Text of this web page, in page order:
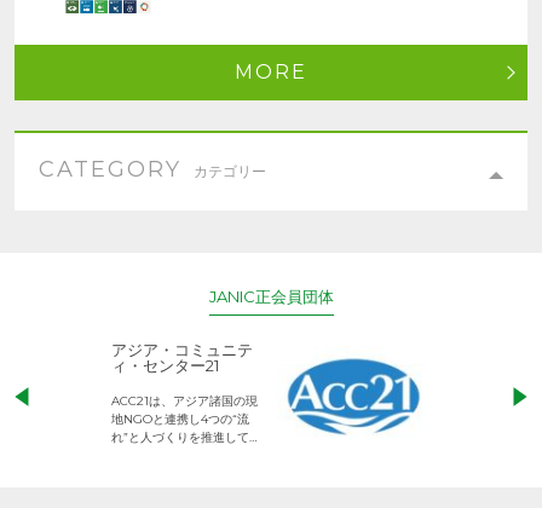
MORE
CATEGORY カテゴリー
JANIC正会員団体
アジア・コミュニテ
ィ・センター21
ACC21は、アジア諸国の現
地NGOと連携し4つの“流
れ”と人づくりを推進してい
児童労働のない
権利が守られた